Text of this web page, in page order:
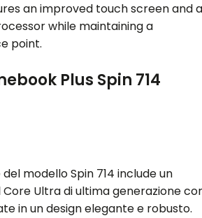
an improved touch screen and a
while maintaining a
point.
Plus Spin 714
modello Spin 714 include un
Ultra di ultima generazione
in un design elegante e robusto.